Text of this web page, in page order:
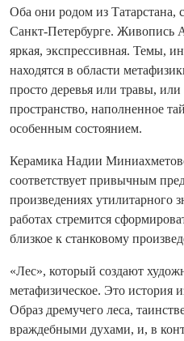
Оба они родом из Татарстана,
Санкт-Петербурге. Живопись
яркая, экспрессивная. Темы,
находятся в области
просто деревья или травы,
пространство, наполненное
особенным состоянием.
Керамика Надии
соответствует привычным
произведениях утилитарного
работах стремится
близкое к станковому
«Лес», который создают
метафизическое. Это история
Образ дремучего леса,
враждебными духами, и, в